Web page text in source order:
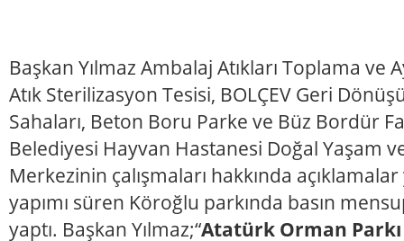
Başkan Yılmaz Ambalaj Atıkları Toplama ve
Atık Sterilizasyon Tesisi, BOLÇEV Geri
Sahaları, Beton Boru Parke ve Büz Bordür
Belediyesi Hayvan Hastanesi Doğal Yaşam
Merkezinin çalışmaları hakkında
yapımı süren Köroğlu parkında basın
yaptı. Başkan Yılmaz;“Atatürk Orman